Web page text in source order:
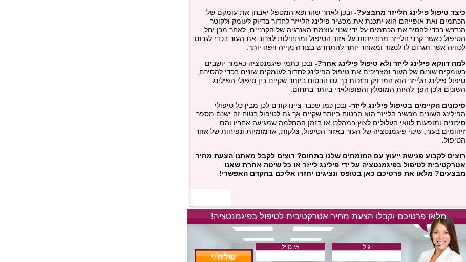
כיצד טיפול פילינג הלייזר מתבצע?- ובכן לאחר שהרופא המטפל יאבחן את עומקם של
הכתמים ואת אופייהם הוא יתכנת את מכשיר פילינג הלייזר לחדור בדיוק לעומק ולקוטר
הנדרש בכדי להסיר את הכתמים על ידי שנוי עוצמת האנרגיה של הקרניים, לאחר מכן יחל
הטיפול כאשר קרני הלייזר מתבייתות על אזור הטיפול ומתחילות לצרוב את העור בכדי לגרום
לכוויה אשר תגרום לו לנשור ומאוחר יותר להתחדש בצורה נקייה ויפה יותר.
למה דווקא פילינג לייזר ולא טיפול פילינג אחר?- ובכן כתמי פיגמנטציה כאמור יושבים
בעומקים שונים של העור ומצריכים את טיפול הפילינג לחדור לעומקים שונים בכדי להסירם,
טיפול פילינג הלייזר הוא המדויק ובזכות כך גם הבטוח ביותר שקיים בין טיפולי הפילינג
השונים ולכן הפך להיות המומלץ והפופולארי ביותר בתחום.
סיכונים הקיימים בטיפול פילינג לייזר- ובכן כמו שכבר ציינו קודם לכן מבין כל טיפולי
הפילינג השונים מכשיר הלייזר הוא הבטוח ביותר שקיים אך גם לטיפול בטוח זה ישנם מספר
סיכונים ותופעות לוואי העלולים לצוץ במהלכו או בזמן ההחלמה שמגיעה אחריו והם:
זיהומים בעור, שינוי פיגמנטציה של העור באזור הטיפול, צלקות, אדמומיות ונפיחות של אזור
הטיפול.
רוצים לקבוע פגישת ייעוץ עם המומחים שלנו בתחום? רוצים לקבל מאתנו הצעת מחיר
אטרקטיבית לטיפול בפיגמנטציה על ידי פילינג לייזר או כל שיטה אחרת שאנו
מבצעים? מלאו את פרטיכם כאן בטופס ונציגינו יחזרו אליכם בהקדם האפשרי!
מלאו פרטיכם וקבלו הצעת מחיר אטרקטיבית לטיפול בפיגמנטציה!
אי-מייל גיל